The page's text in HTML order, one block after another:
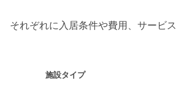
それぞれに入居条件や費用、サービ
施設タイプ